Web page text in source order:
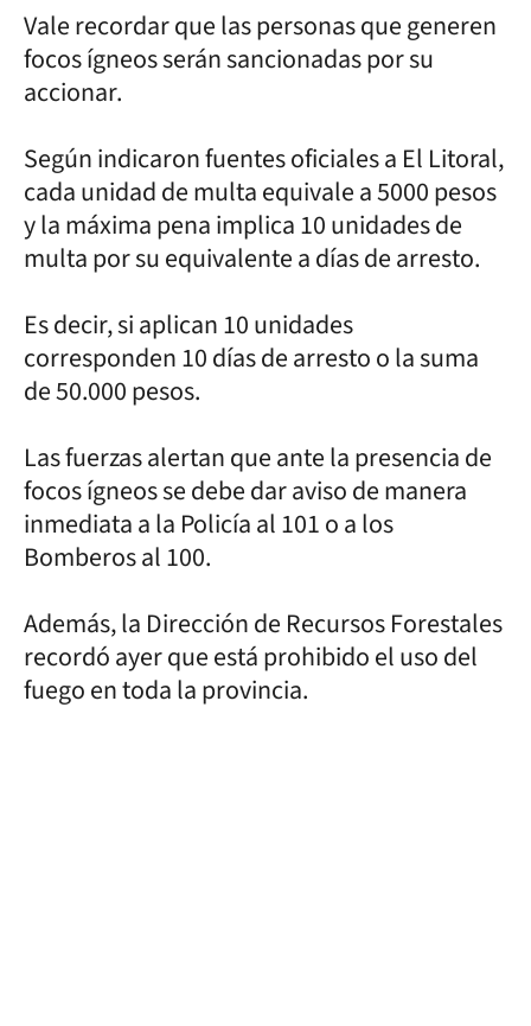
Vale recordar que las personas que generen
focos ígneos serán sancionadas por su
accionar.
Según indicaron fuentes oficiales a El Litoral,
cada unidad de multa equivale a 5000 pesos
y la máxima pena implica 10 unidades de
multa por su equivalente a días de arresto.
Es decir, si aplican 10 unidades
corresponden 10 días de arresto o la suma
de 50.000 pesos.
Las fuerzas alertan que ante la presencia de
focos ígneos se debe dar aviso de manera
inmediata a la Policía al 101 o a los
Bomberos al 100.
Además, la Dirección de Recursos Forestales
recordó ayer que está prohibido el uso del
fuego en toda la provincia.